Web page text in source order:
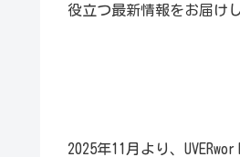
役立つ最新情報をお届け
2025年11月より、